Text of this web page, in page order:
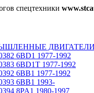
спецтехники
6BD1 1977-1992
6BD1T 1977-1992
6BB1 1977-1992
6BB1 1993-
8PA1 1980-1997